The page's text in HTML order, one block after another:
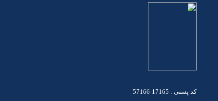
کد پستی : 17165-57166